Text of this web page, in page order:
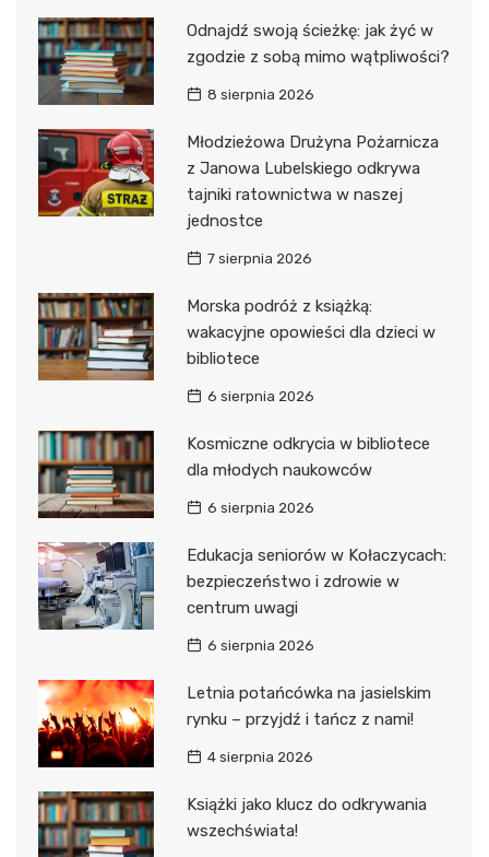
Odnajdź swoją ścieżkę: jak żyć w
zgodzie z sobą mimo wątpliwości?
8 sierpnia 2026
Młodzieżowa Drużyna Pożarnicza
z Janowa Lubelskiego odkrywa
tajniki ratownictwa w naszej
jednostce
7 sierpnia 2026
Morska podróż z książką:
wakacyjne opowieści dla dzieci w
bibliotece
6 sierpnia 2026
Kosmiczne odkrycia w bibliotece
dla młodych naukowców
6 sierpnia 2026
Edukacja seniorów w Kołaczycach:
bezpieczeństwo i zdrowie w
centrum uwagi
6 sierpnia 2026
Letnia potańcówka na jasielskim
rynku – przyjdź i tańcz z nami!
4 sierpnia 2026
Książki jako klucz do odkrywania
wszechświata!